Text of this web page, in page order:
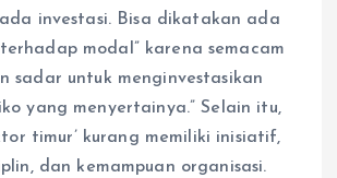
investasi. Bisa dikatakan ada
modal” karena semacam
sadar untuk menginvestasikan
yang menyertainya.” Selain itu,
timur’ kurang memiliki inisiatif,
dan kemampuan organisasi.